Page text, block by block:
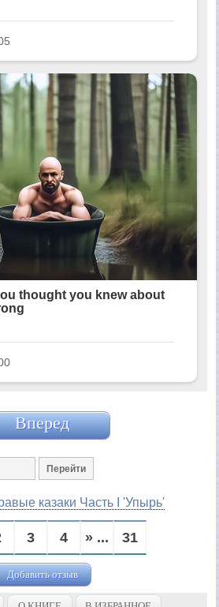
Вперед
казаки Часть I 'Упырь'
3 4 » ... 31
Добавить отзыв